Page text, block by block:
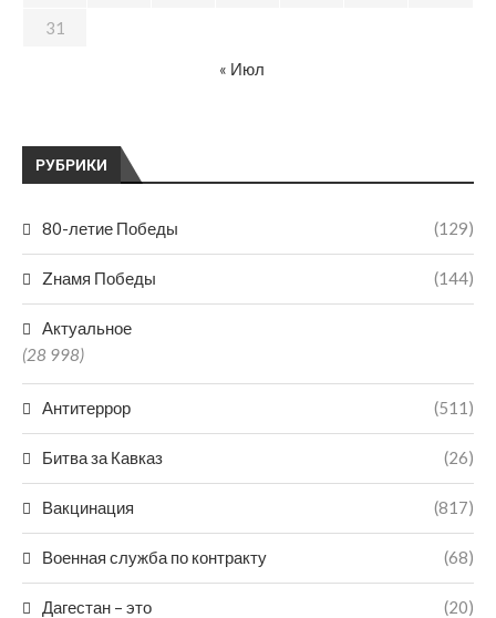
РУБРИКИ
80-летие Победы (129)
Zнамя Победы (144)
Актуальное
(28 998)
Антитеррор (511)
Битва за Кавказ (26)
Вакцинация (817)
Военная служба по контракту (68)
Дагестан – это (20)
31
« Июл